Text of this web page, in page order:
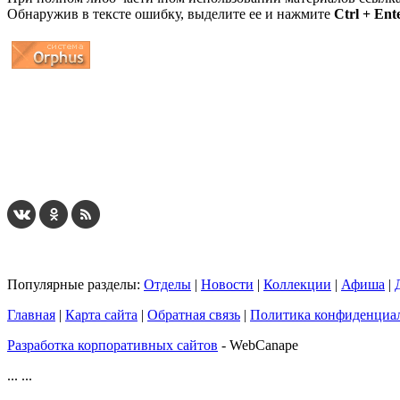
Обнаружив в тексте ошибку, выделите ее и нажмите Ctrl +
Популярные разделы: Отделы | Новости | Коллекции | Афиша |
Главная | Карта сайта | Обратная связь | Политика
Разработка корпоративных сайтов - WebCanape
... ...